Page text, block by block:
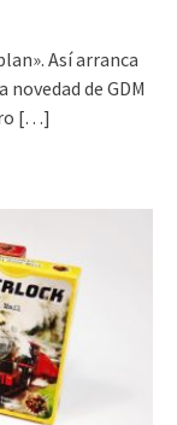
Así arranca
de GDM
[…]